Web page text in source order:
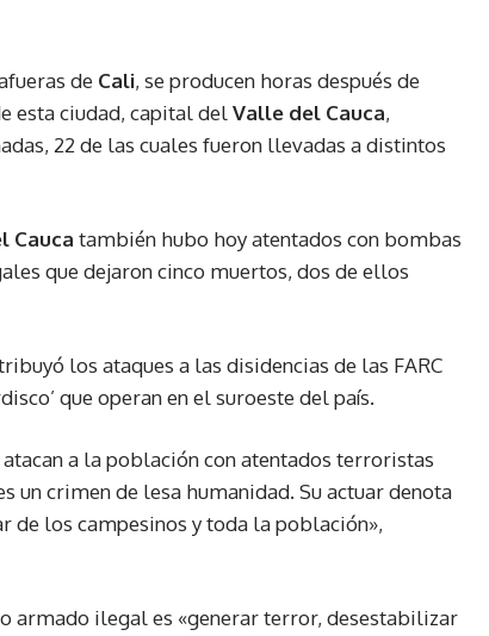
de Cali, se producen horas después de
esta ciudad, capital delValle del Cauca,
22 de las cuales fueron llevadas a distintos
Cauca también hubo hoy atentados con bombas
que dejaron cinco muertos, dos de ellos
los ataques a las disidencias de las FARC
que operan en el suroeste del país.
atacan a la población con atentados terroristas
un crimen de lesa humanidad. Su actuar denota
de los campesinos y toda la población»,
armado ilegal es «generar terror, desestabilizar